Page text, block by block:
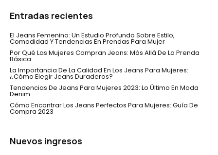
Entradas recientes
El Jeans Femenino: Un Estudio Profundo Sobre Estilo,
Comodidad Y Tendencias En Prendas Para Mujer
Por Qué Las Mujeres Compran Jeans: Más Allá De La Prenda
Básica
La Importancia De La Calidad En Los Jeans Para Mujeres:
¿Cómo Elegir Jeans Duraderos?
Tendencias De Jeans Para Mujeres 2023: Lo Último En Moda
Denim
Cómo Encontrar Los Jeans Perfectos Para Mujeres: Guía De
Compra 2023
Nuevos ingresos